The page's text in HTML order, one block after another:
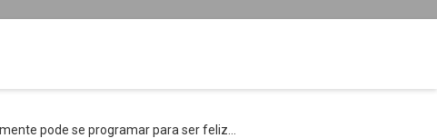
pode se programar para ser feliz…